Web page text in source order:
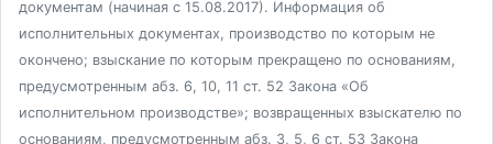
документам (начиная с 15.08.2017). Информация об
исполнительных документах, производство по которым не
окончено; взыскание по которым прекращено по основаниям,
предусмотренным абз. 6, 10, 11 ст. 52 Закона «Об
исполнительном производстве»; возвращенных взыскателю по
основаниям, предусмотренным абз. 3, 5, 6 ст. 53 Закона